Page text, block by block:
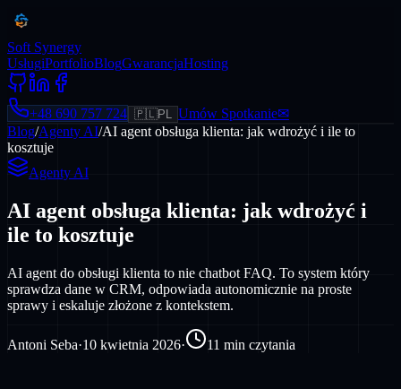
Soft Synergy
UsługiPortfolioBlogGwarancjaHosting
+48 690 757 724 🇵🇱PL Umów Spotkanie✉
Blog/Agenty AI/AI agent obsługa klienta: jak wdrożyć i ile to
kosztuje
Agenty AI
AI agent obsługa klienta: jak wdrożyć i
ile to kosztuje
AI agent do obsługi klienta to nie chatbot FAQ. To system który
sprawdza dane w CRM, odpowiada autonomicznie na proste
sprawy i eskaluje złożone z kontekstem.
Antoni Seba·10 kwietnia 2026· 11 min czytania